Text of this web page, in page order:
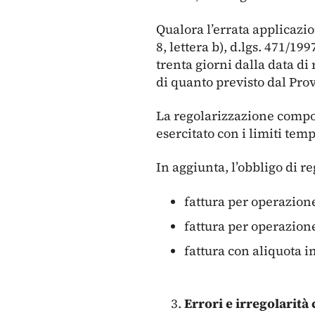
Qualora l’errata
8, lettera b), d.lgs. 471/
trenta giorni dalla data di
di quanto previsto dal
La regolarizzazione
esercitato con i limiti
In aggiunta, l’obbligo di
fattura per
fattura per
fattura con aliquota
Errori e irregolarità